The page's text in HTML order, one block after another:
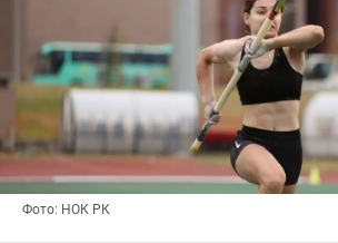
Фото: НОК РК